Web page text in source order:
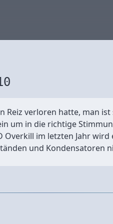
Reiz verloren hatte, man
um in die richtige
Overkill im letzten Jahr wird
und Kondensatoren